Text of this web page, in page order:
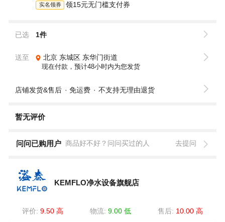
实名领券 领15元无门槛支付券
已选 1件
送至 北京 东城区 东华门街道
现在付款，预计48小时内为您发货
店铺发货&售后 免运费 不支持无理由退货
暂无评价
问问已购用户 商品好不好？问问买过的人 去提问
KEMFLO净水设备旗舰店
评价: 9.50 高 物流: 9.00 低 售后: 10.00 高